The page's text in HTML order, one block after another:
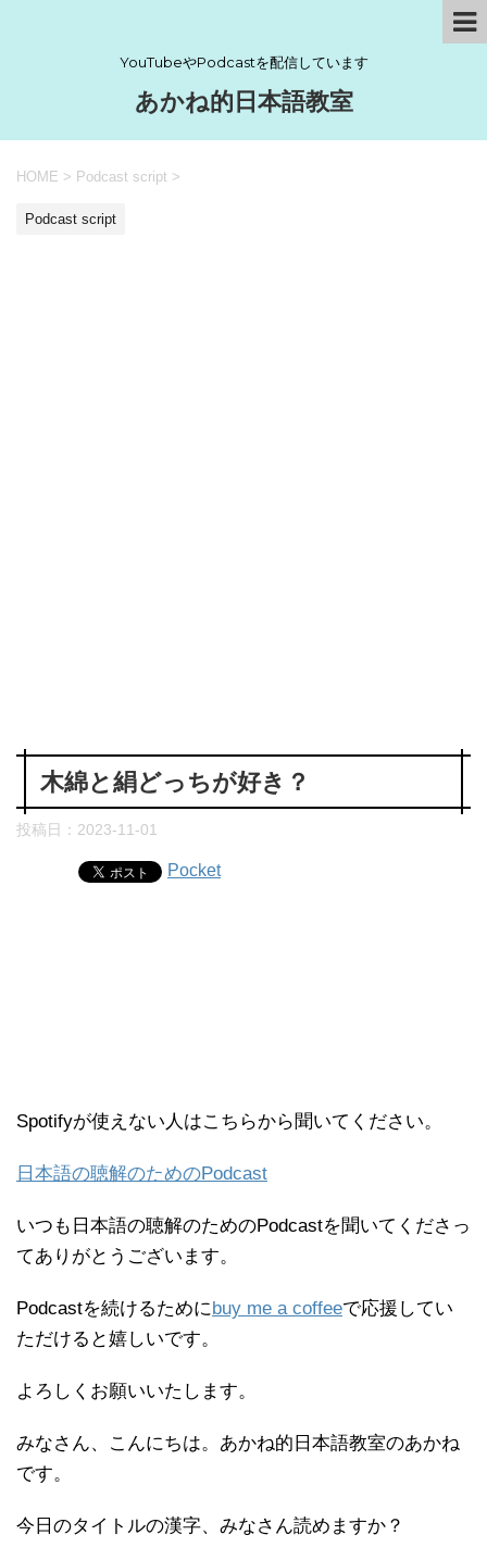
YouTubeやPodcastを配信しています
あかね的日本語教室
HOME > Podcast script >
Podcast script
木綿と絹どっちが好き？
投稿日： 2023-11-01
Pocket
Spotifyが使えない人はこちらから聞いてください。
日本語の聴解のためのPodcast
いつも日本語の聴解のためのPodcastを聞いてくださっ
てありがとうございます。
Podcastを続けるためにbuy me a coffeeで応援してい
ただけると嬉しいです。
よろしくお願いいたします。
みなさん、こんにちは。あかね的日本語教室のあかね
です。
今日のタイトルの漢字、みなさん読めますか？